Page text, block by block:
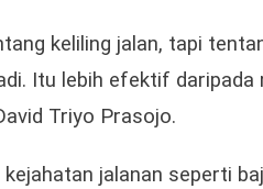
keliling jalan, tapi
Itu lebih efektif daripada
Triyo Prasojo.
jalanan seperti